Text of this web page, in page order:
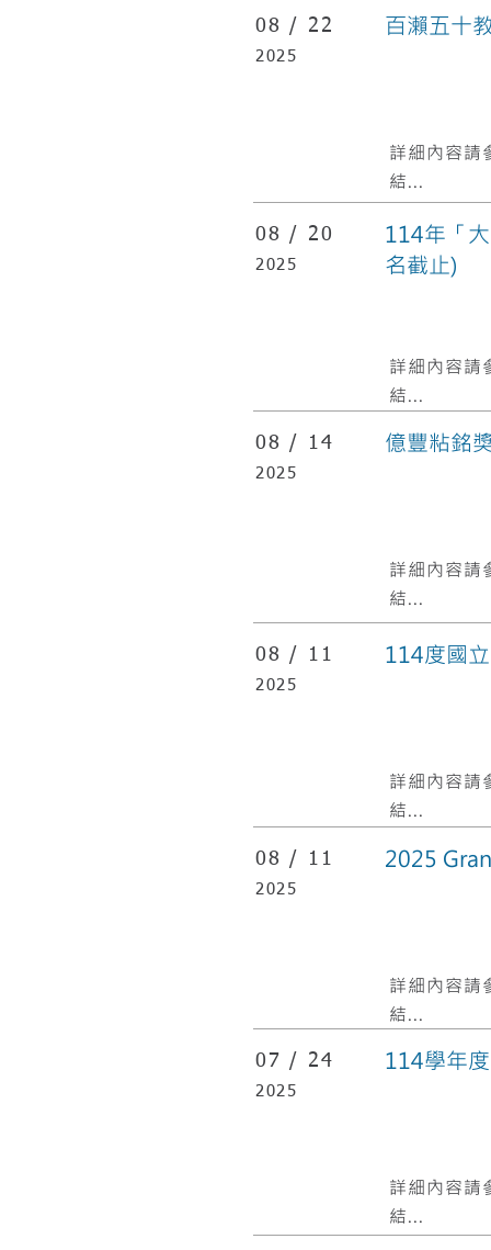
08 / 22
2025
百瀨五十
詳細內容請
結...
08 / 20
2025
114年「
名截止)
詳細內容請
結...
08 / 14
2025
億豐粘銘
詳細內容請
結...
08 / 11
2025
114度國
詳細內容請
結...
07 / 24
2025
114學年
詳細內容請
結...
08 / 11
2025
2025
詳細內容請
結...